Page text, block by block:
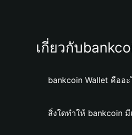
เกี่ยวกับ
bankcoin Wallet คืออะ
สิ่งใดทำให้ bankcoin